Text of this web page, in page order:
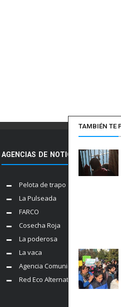
TAMBIÉN TE
AGENCIAS DE NOTICIAS AMIGAS
Pelota de trapo
La Pulseada
FARCO
Cosecha Roja
La poderosa
La vaca
Agencia Comunica
Red Eco Alternativo